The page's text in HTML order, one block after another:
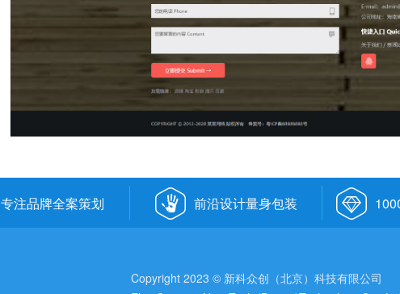
专注品牌全案策划 前沿设计量身包装
Copyright 2023 © 新科众创（北京）科技有限公司